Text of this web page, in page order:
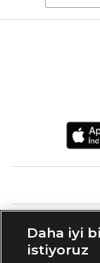
Daha iyi
istiyoruz